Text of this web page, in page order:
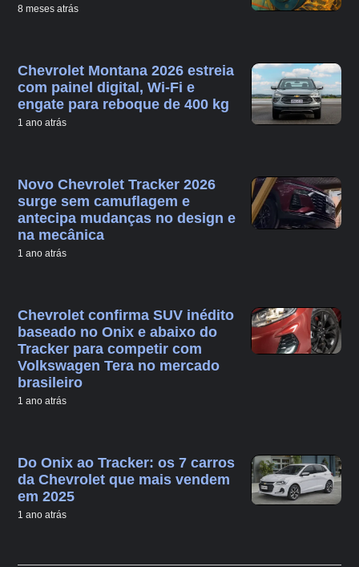
8 meses atrás
Chevrolet Montana 2026 estreia
com painel digital, Wi-Fi e
engate para reboque de 400 kg
1 ano atrás
Novo Chevrolet Tracker 2026
surge sem camuflagem e
antecipa mudanças no design e
na mecânica
1 ano atrás
Chevrolet confirma SUV inédito
baseado no Onix e abaixo do
Tracker para competir com
Volkswagen Tera no mercado
brasileiro
1 ano atrás
Do Onix ao Tracker: os 7 carros
da Chevrolet que mais vendem
em 2025
1 ano atrás